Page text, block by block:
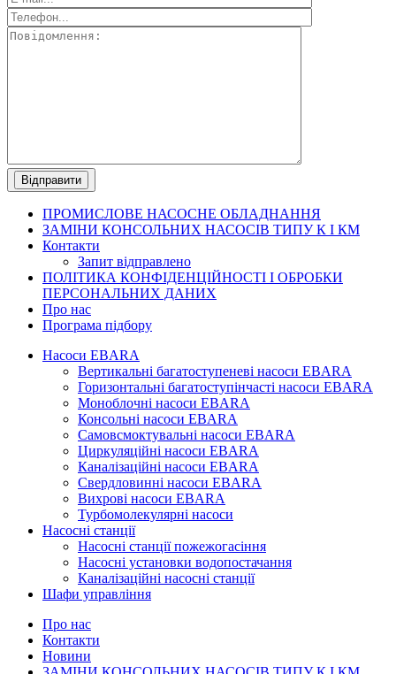
ПРОМИСЛОВЕ НАСОСНЕ ОБЛАДНАННЯ
ЗАМІНИ КОНСОЛЬНИХ НАСОСІВ ТИПУ К І КМ
Контакти
Запит відправлено
ПОЛІТИКА КОНФІДЕНЦІЙНОСТІ І ОБРОБКИ
ПЕРСОНАЛЬНИХ ДАНИХ
Про нас
Програма підбору
Насоси EBARA
Вертикальні багатоступеневі насоси EBARA
Горизонтальні багатоступінчасті насоси EBARA
Моноблочні насоси EBARA
Консольні насоси EBARA
Самовсмоктувальні насоси EBARA
Циркуляційні насоси EBARA
Каналізаційні насоси EBARA
Свердловинні насоси EBARA
Вихрові насоси EBARA
Турбомолекулярні насоси
Насосні станції
Насосні станції пожежогасіння
Насосні установки водопостачання
Каналізаційні насосні станції
Шафи управління
Про нас
Контакти
Новини